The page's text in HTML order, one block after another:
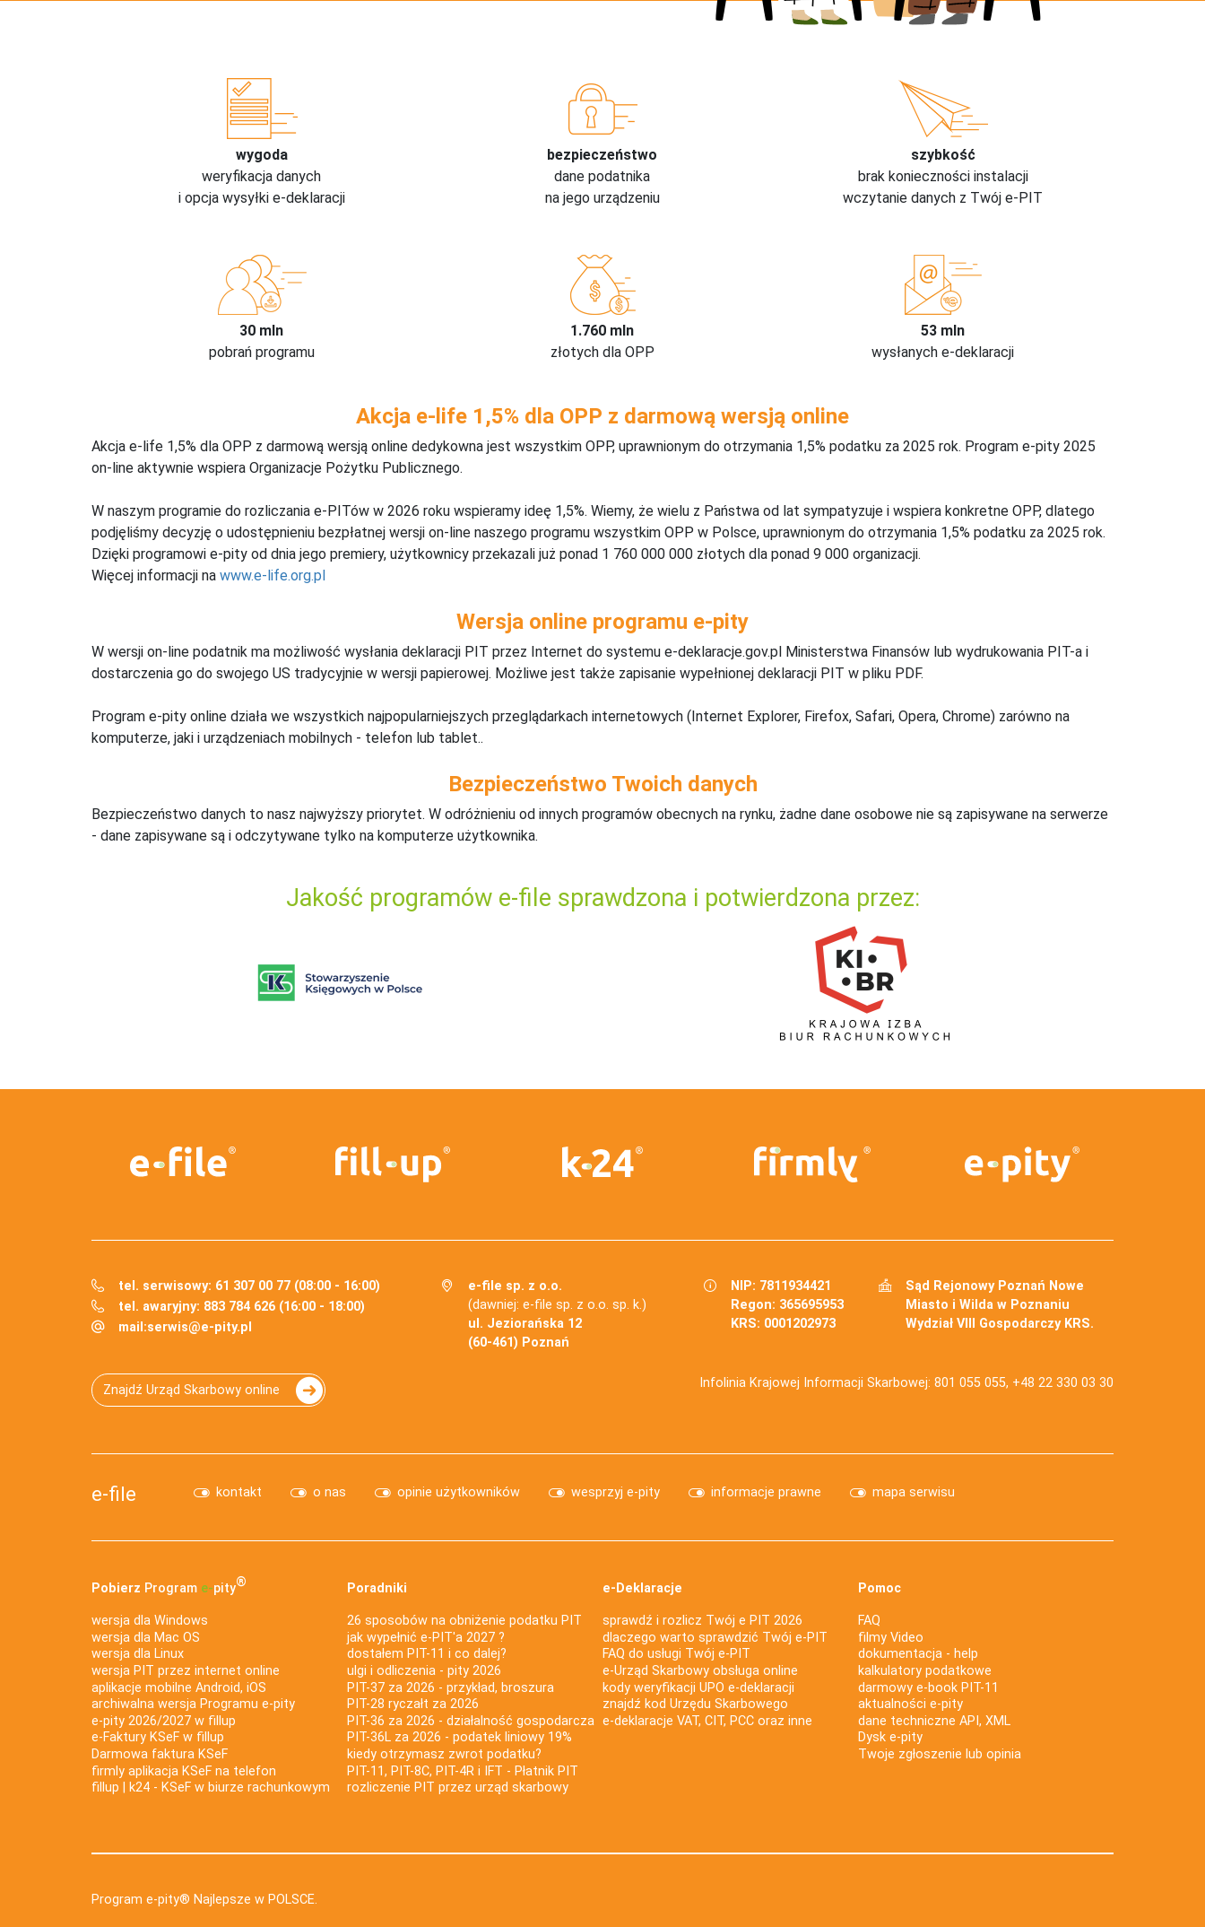
wygoda
weryfikacja danych
i opcja wysyłki e-deklaracji
bezpieczeństwo
dane podatnika
na jego urządzeniu
szybkość
brak konieczności instalacji
wczytanie danych z Twój e-PIT
30 mln
pobrań programu
1.760 mln
złotych dla OPP
53 mln
wysłanych e-deklaracji
Akcja e-life 1,5% dla OPP z darmową wersją online
Akcja e-life 1,5% dla OPP z darmową wersją online dedykowna jest wszystkim OPP, uprawnionym do otrzymania 1,5% podatku za 2025 rok. Program e-pity 2025
on-line aktywnie wspiera Organizacje Pożytku Publicznego.
W naszym programie do rozliczania e-PITów w 2026 roku wspieramy ideę 1,5%. Wiemy, że wielu z Państwa od lat sympatyzuje i wspiera konkretne OPP, dlatego
podjęliśmy decyzję o udostępnieniu bezpłatnej wersji on-line naszego programu wszystkim OPP w Polsce, uprawnionym do otrzymania 1,5% podatku za 2025 rok.
Dzięki programowi e-pity od dnia jego premiery, użytkownicy przekazali już ponad 1 760 000 000 złotych dla ponad 9 000 organizacji.
Więcej informacji na www.e-life.org.pl
Wersja online programu e-pity
W wersji on-line podatnik ma możliwość wysłania deklaracji PIT przez Internet do systemu e-deklaracje.gov.pl Ministerstwa Finansów lub wydrukowania PIT-a i
dostarczenia go do swojego US tradycyjnie w wersji papierowej. Możliwe jest także zapisanie wypełnionej deklaracji PIT w pliku PDF.
Program e-pity online działa we wszystkich najpopularniejszych przeglądarkach internetowych (Internet Explorer, Firefox, Safari, Opera, Chrome) zarówno na
komputerze, jaki i urządzeniach mobilnych - telefon lub tablet..
Bezpieczeństwo Twoich danych
Bezpieczeństwo danych to nasz najwyższy priorytet. W odróżnieniu od innych programów obecnych na rynku, żadne dane osobowe nie są zapisywane na serwerze
- dane zapisywane są i odczytywane tylko na komputerze użytkownika.
Jakość programów e-file sprawdzona i potwierdzona przez:
tel. serwisowy: 61 307 00 77 (08:00 - 16:00)
tel. awaryjny: 883 784 626 (16:00 - 18:00)
mail:serwis@e-pity.pl
e-file sp. z o.o.
(dawniej: e-file sp. z o.o. sp. k.)
ul. Jeziorańska 12
(60-461) Poznań
NIP: 7811934421
Regon: 365695953
KRS: 0001202973
Sąd Rejonowy Poznań Nowe
Miasto i Wilda w Poznaniu
Wydział VIII Gospodarczy KRS.
Znajdź Urząd Skarbowy online Infolinia Krajowej Informacji Skarbowej: 801 055 055, +48 22 330 03 30
e-file kontakt o nas opinie użytkowników wesprzyj e-pity informacje prawne mapa serwisu
Pobierz Program e‑pity®
wersja dla Windows
wersja dla Mac OS
wersja dla Linux
wersja PIT przez internet online
aplikacje mobilne Android, iOS
archiwalna wersja Programu e-pity
e-pity 2026/2027 w fillup
e‑Faktury KSeF w fillup
Darmowa faktura KSeF
firmly aplikacja KSeF na telefon
fillup | k24 - KSeF w biurze rachunkowym
Poradniki
26 sposobów na obniżenie podatku PIT
jak wypełnić e-PIT'a 2027 ?
dostałem PIT-11 i co dalej?
ulgi i odliczenia - pity 2026
PIT-37 za 2026 - przykład, broszura
PIT-28 ryczałt za 2026
PIT-36 za 2026 - działalność gospodarcza
PIT-36L za 2026 - podatek liniowy 19%
kiedy otrzymasz zwrot podatku?
PIT-11, PIT-8C, PIT-4R i IFT - Płatnik PIT
rozliczenie PIT przez urząd skarbowy
e-Deklaracje
sprawdź i rozlicz Twój e PIT 2026
dlaczego warto sprawdzić Twój e-PIT
FAQ do usługi Twój e-PIT
e-Urząd Skarbowy obsługa online
kody weryfikacji UPO e-deklaracji
znajdź kod Urzędu Skarbowego
e-deklaracje VAT, CIT, PCC oraz inne
Pomoc
FAQ
filmy Video
dokumentacja - help
kalkulatory podatkowe
darmowy e-book PIT-11
aktualności e-pity
dane techniczne API, XML
Dysk e-pity
Twoje zgłoszenie lub opinia
Program e-pity® Najlepsze w POLSCE.